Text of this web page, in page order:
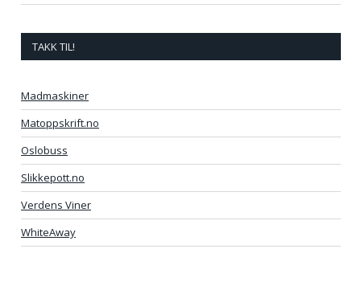
TAKK TIL!
Madmaskiner
Matoppskrift.no
Oslobuss
Slikkepott.no
Verdens Viner
WhiteAway